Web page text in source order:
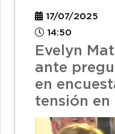
17/07/2025
14:50
Evelyn
ante
en
tensión en